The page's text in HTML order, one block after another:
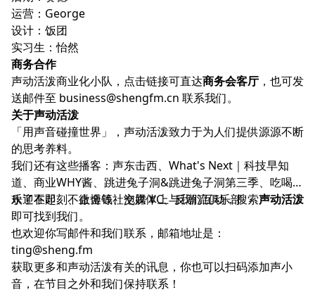
运营：George
设计：饭团
实习生：怡然
商务合作
声动活泼商业化小队，点击链接可直达商务会客厅 ，也可发
送邮件至 business@shengfm.cn 联系我们。
关于声动活泼
「用声音碰撞世界」，声动活泼致力于为人们提供源源不断
的思考养料。
我们还有这些播客： 声东击西、 What's Next｜科技早知
道、 商业WHY酱、 跳进兔子洞&跳进兔子洞第三季、 吃喝玩
乐了不起、不止金钱、泡腾 VC、反潮流俱乐部
欢迎在即刻、微博等社交媒体上与我们互动，搜索声动活泼
即可找到我们。
也欢迎你写邮件和我们联系，邮箱地址是：
ting@sheng.fm
获取更多和声动活泼有关的讯息，你也可以扫码添加声小
音，在节目之外和我们保持联系！